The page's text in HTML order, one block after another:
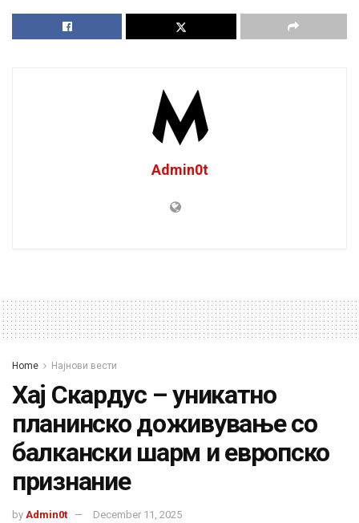
Admin0t
Home Најнови вести
Хај Скардус – уникатно
планинско доживување со
балкански шарм и европско
признание
by Admin0t December 11, 2025